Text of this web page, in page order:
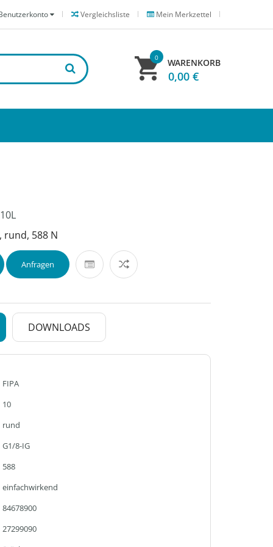
Mein Merkzettel
Vergleichsliste
WARENKORB
0
0,00 €
rund, 588 N
Anfragen
DOWNLOADS
FIPA
10
rund
G1/8-IG
588
einfachwirkend
84678900
27299090